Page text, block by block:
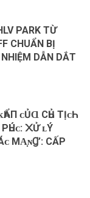
PARK TỪ
CHUẨN BỊ
NHIỆM DẪN DẮT
ᴄỦⱭ СҺỦ ТỊᴄҺ
᙭Ử ʟÝ
МΑ̣ɴꞬ’: СẤΡ